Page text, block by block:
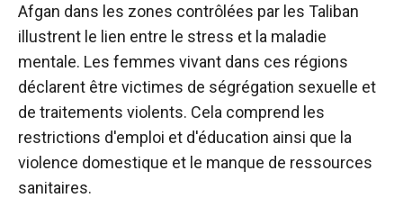
Afgan dans les zones contrôlées par les Taliban
illustrent le lien entre le stress et la maladie
mentale. Les femmes vivant dans ces régions
déclarent être victimes de ségrégation sexuelle et
de traitements violents. Cela comprend les
restrictions d'emploi et d'éducation ainsi que la
violence domestique et le manque de ressources
sanitaires.